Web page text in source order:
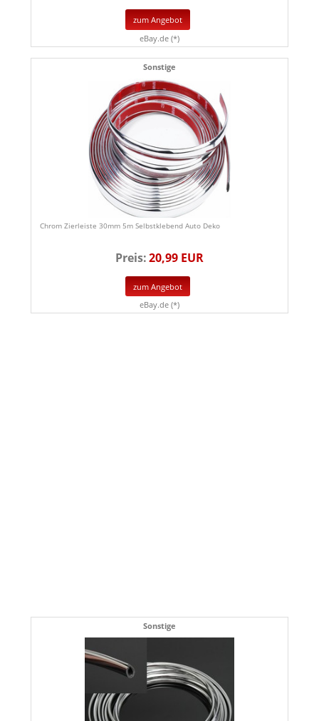
zum Angebot
eBay.de (*)
Sonstige
Chrom Zierleiste 30mm 5m Selbstklebend Auto Deko
Preis:20,99 EUR
zum Angebot
eBay.de (*)
Sonstige